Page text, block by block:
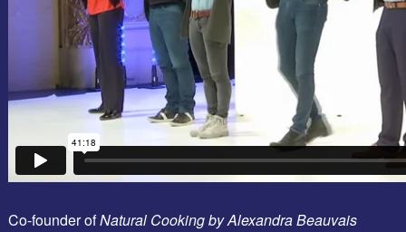
Co-founder ofNatural Cooking by Alexandra Beauvais